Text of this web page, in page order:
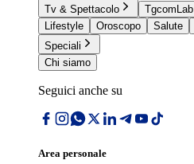
Tv & Spettacolo
TgcomLab
Lifestyle
Oroscopo Salute
Speciali
Chi siamo
Seguici anche su
Area personale